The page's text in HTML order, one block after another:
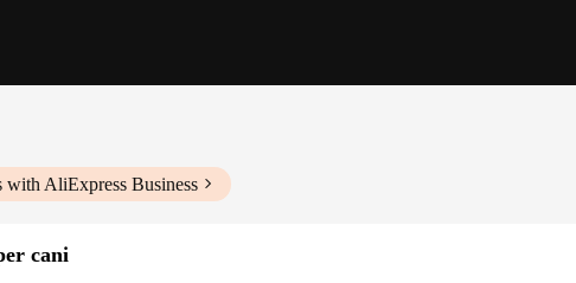
with AliExpress Business
cani